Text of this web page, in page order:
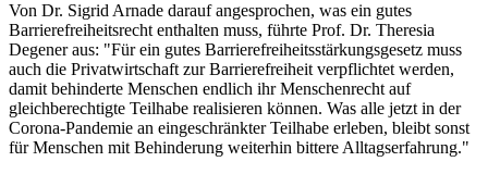
Von Dr. Sigrid Arnade darauf angesprochen, was ein gutes
Barrierefreiheitsrecht enthalten muss, führte Prof. Dr. Theresia
Degener aus: "Für ein gutes Barrierefreiheitsstärkungsgesetz muss
auch die Privatwirtschaft zur Barrierefreiheit verpflichtet werden,
damit behinderte Menschen endlich ihr Menschenrecht auf
gleichberechtigte Teilhabe realisieren können. Was alle jetzt in der
Corona-Pandemie an eingeschränkter Teilhabe erleben, bleibt sonst
für Menschen mit Behinderung weiterhin bittere Alltagserfahrung."